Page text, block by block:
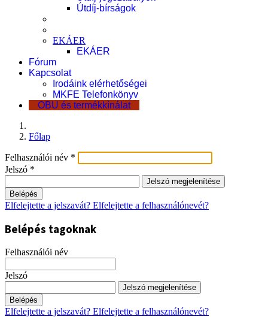
Útdíj-bírságok
EKÁER
EKÁER
Fórum
Kapcsolat
Irodáink elérhetőségei
MKFE Telefonkönyv
OBU és termékkínálat
Főlap
Felhasználói név *
Jelszó *
Jelszó megjelenítése
Belépés
Elfelejtette a jelszavát? Elfelejtette a felhasználónevét?
Belépés tagoknak
Felhasználói név
Jelszó
Jelszó megjelenítése
Belépés
Elfelejtette a jelszavát? Elfelejtette a felhasználónevét?